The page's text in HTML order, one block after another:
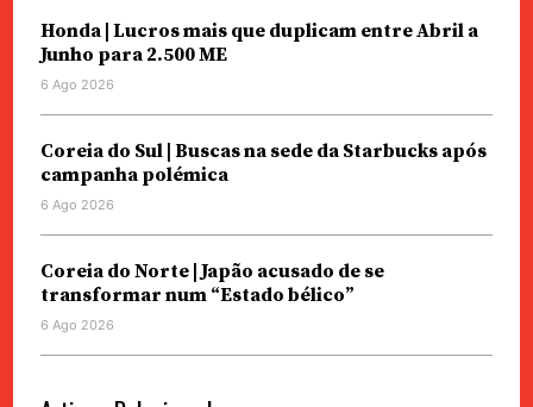
Honda | Lucros mais que duplicam entre Abril a
Junho para 2.500 ME
6 Ago 2026
Coreia do Sul | Buscas na sede da Starbucks após
campanha polémica
6 Ago 2026
Coreia do Norte | Japão acusado de se
transformar num “Estado bélico”
6 Ago 2026